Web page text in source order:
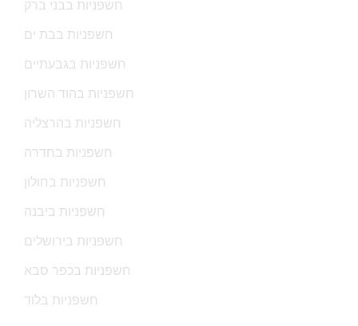
חשפניות בבני ברק
חשפניות בבת ים
חשפניות בגבעתיים
חשפניות בהוד השרון
חשפניות בהרצליה
חשפניות בחדרה
חשפניות בחולון
חשפניות ביבנה
חשפניות בירושלים
חשפניות בכפר סבא
חשפניות בלוד